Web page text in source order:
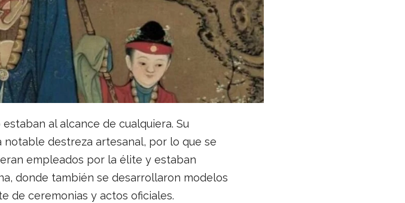
al alcance de cualquiera. Su
destreza artesanal, por lo que se
empleados por la élite y estaban
donde también se desarrollaron modelos
de ceremonias y actos oficiales.